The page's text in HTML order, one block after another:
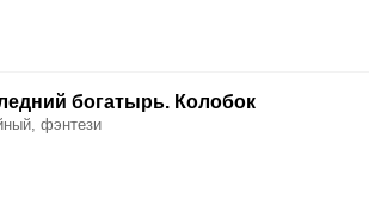
богатырь. Колобок
фэнтези